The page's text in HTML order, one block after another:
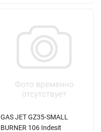
GAS JET GZ35-SMALL
BURNER 106 Indesit